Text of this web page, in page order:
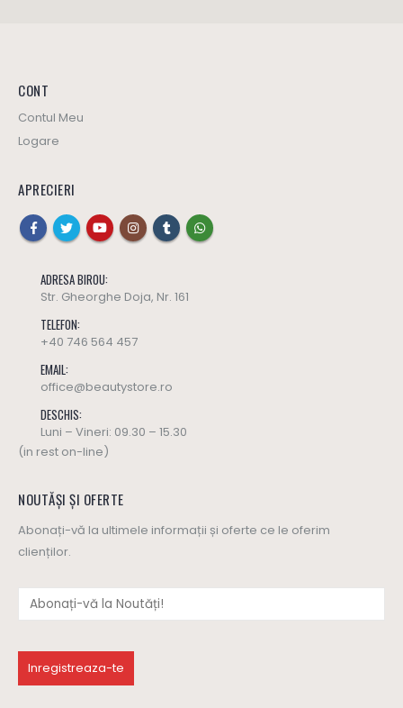
Contul Meu
ADRESA BIROU:
TELEFON:
+40 746 564 457
EMAIL:
DESCHIS:
Luni – Vineri: 09.30 – 15.30
(in rest on-line)
Abonați-vă la ultimele informații și oferte ce le oferim